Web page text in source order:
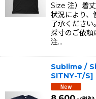
Size 注）着
状況により、
了承ください
採寸のご依頼
注…
Sublime /
SITNY-T/S]